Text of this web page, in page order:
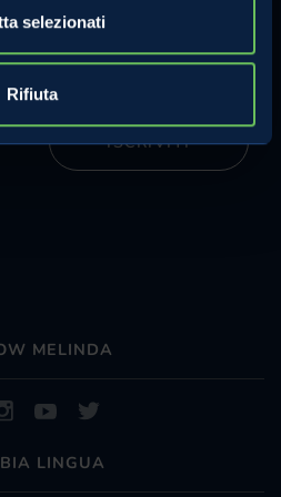
selezionati
Rifiuta
riceverai regolarmente
Melinda.
ISCRIVITI
MELINDA
LINGUA